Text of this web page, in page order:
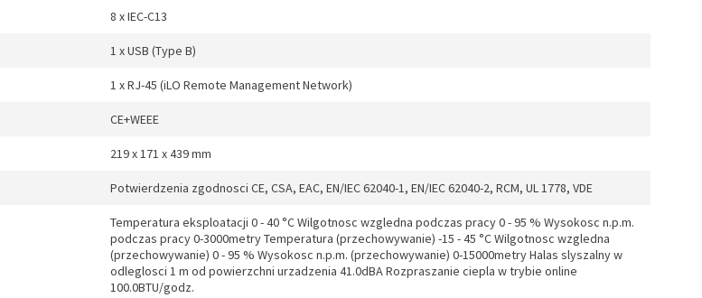
8 x IEC-C13
1 x USB (Type B)
1 x RJ-45 (iLO Remote Management Network)
CE+WEEE
219 x 171 x 439 mm
Potwierdzenia zgodnosci CE, CSA, EAC, EN/IEC 62040-1, EN/IEC 62040-2, RCM, UL 1778, VDE
Temperatura eksploatacji 0 - 40 °C Wilgotnosc wzgledna podczas pracy 0 - 95 % Wysokosc n.p.m.
podczas pracy 0-3000metry Temperatura (przechowywanie) -15 - 45 °C Wilgotnosc wzgledna
(przechowywanie) 0 - 95 % Wysokosc n.p.m. (przechowywanie) 0-15000metry Halas slyszalny w
odleglosci 1 m od powierzchni urzadzenia 41.0dBA Rozpraszanie ciepla w trybie online
100.0BTU/godz.